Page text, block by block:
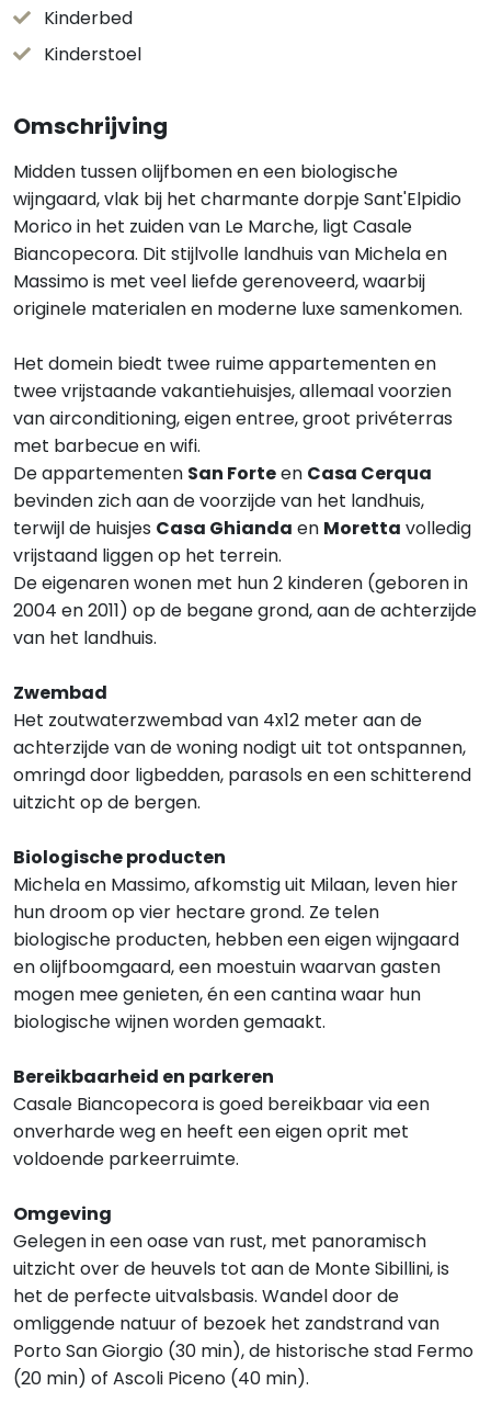
Kinderbed
Kinderstoel
Omschrijving
Midden tussen olijfbomen en een biologische
wijngaard, vlak bij het charmante dorpje Sant'Elpidio
Morico in het zuiden van Le Marche, ligt Casale
Biancopecora. Dit stijlvolle landhuis van Michela en
Massimo is met veel liefde gerenoveerd, waarbij
originele materialen en moderne luxe samenkomen.
Het domein biedt twee ruime appartementen en
twee vrijstaande vakantiehuisjes, allemaal voorzien
van airconditioning, eigen entree, groot privéterras
met barbecue en wifi.
De appartementen San Forteen Casa Cerqua
bevinden zich aan de voorzijde van het landhuis,
terwijl de huisjes Casa Ghianda en Moretta volledig
vrijstaand liggen op het terrein.
De eigenaren wonen met hun 2 kinderen (geboren in
2004 en 2011) op de begane grond, aan de achterzijde
van het landhuis.
Zwembad
Het zoutwaterzwembad van 4x12 meter aan de
achterzijde van de woning nodigt uit tot ontspannen,
omringd door ligbedden, parasols en een schitterend
uitzicht op de bergen.
Biologische producten
Michela en Massimo, afkomstig uit Milaan, leven hier
hun droom op vier hectare grond. Ze telen
biologische producten, hebben een eigen wijngaard
en olijfboomgaard, een moestuin waarvan gasten
mogen mee genieten, én een cantina waar hun
biologische wijnen worden gemaakt.
Bereikbaarheid en parkeren
Casale Biancopecora is goed bereikbaar via een
onverharde weg en heeft een eigen oprit met
voldoende parkeerruimte.
Omgeving
Gelegen in een oase van rust, met panoramisch
uitzicht over de heuvels tot aan de Monte Sibillini, is
het de perfecte uitvalsbasis. Wandel door de
omliggende natuur of bezoek het zandstrand van
Porto San Giorgio (30 min), de historische stad Fermo
(20 min) of Ascoli Piceno (40 min).